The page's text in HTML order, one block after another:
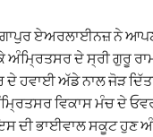
ਏਅਰਲਾਈਨਜ਼ ਨੇ
ਅੰਮ੍ਰਿਤਸਰ ਦੇ ਸ੍ਰੀ ਗੁਰੂ
ਦੇ ਹਵਾਈ ਅੱਡੇ ਨਾਲ ਜੋੜ
ਵਿਕਾਸ ਮੰਚ ਦੇ
ਦੀ ਭਾਈਵਾਲ ਸਕੂਟ ਹੁਣ